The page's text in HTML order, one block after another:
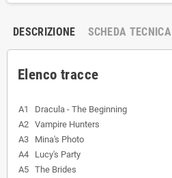
DESCRIZIONE SCHEDA TECNICA
Elenco tracce
A1
Dracula - The Beginning
A2 Vampire Hunters
A3
Mina's Photo
A4
Lucy's Party
A5 The Brides